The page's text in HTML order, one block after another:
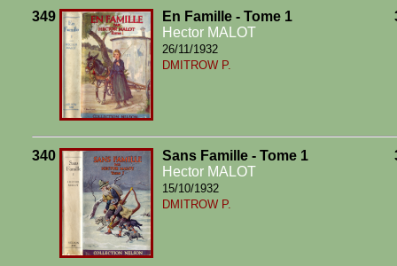
349
En Famille - Tome 1
Hector MALOT
26/11/1932
DMITROW P.
340
Sans Famille - Tome 1
Hector MALOT
15/10/1932
DMITROW P.